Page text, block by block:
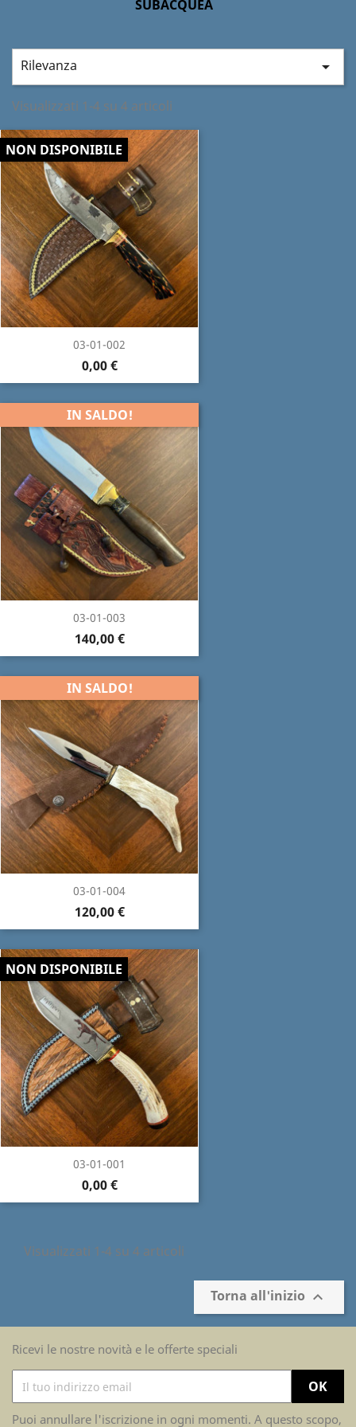
SUBACQUEA
Rilevanza 
Visualizzati 1-4 su 4 articoli
03-01-002
0,00 €
NON DISPONIBILE
03-01-003
140,00 €
IN SALDO!
03-01-004
120,00 €
IN SALDO!
03-01-001
0,00 €
NON DISPONIBILE
Visualizzati 1-4 su 4 articoli
Torna all'inizio 
Ricevi le nostre novità e le offerte speciali
Puoi annullare l'iscrizione in ogni momenti. A questo scopo,